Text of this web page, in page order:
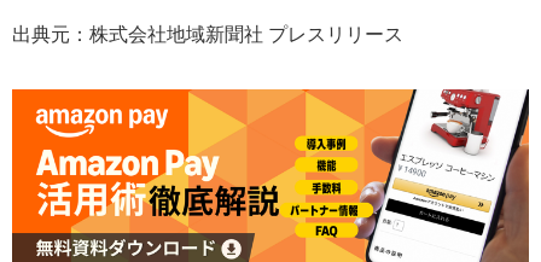
出典元：株式会社地域新聞社 プレスリリース